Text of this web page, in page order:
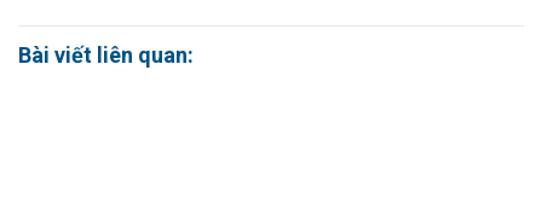
Bài viết liên quan: